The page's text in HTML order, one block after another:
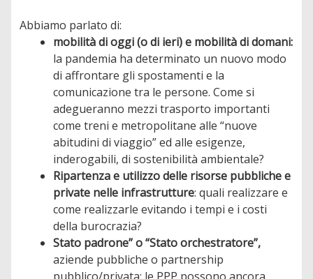
Abbiamo parlato di:
mobilità di oggi (o di ieri) e mobilità di domani:
la pandemia ha determinato un nuovo modo
di affrontare gli spostamenti e la
comunicazione tra le persone. Come si
adegueranno mezzi trasporto importanti
come treni e metropolitane alle “nuove
abitudini di viaggio” ed alle esigenze,
inderogabili, di sostenibilità ambientale?
Ripartenza e utilizzo delle risorse pubbliche e
private nelle infrastrutture: quali realizzare e
come realizzarle evitando i tempi e i costi
della burocrazia?
Stato padrone” o “Stato orchestratore”,
aziende pubbliche o partnership